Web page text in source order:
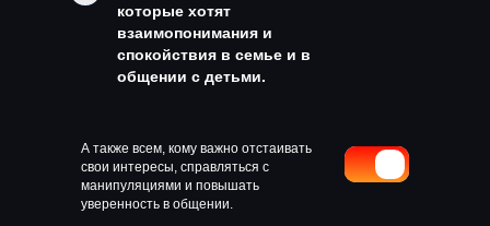
А также всем, кому важно отстаивать
свои интересы, справляться с
манипуляциями и повышать
уверенность в общении.
которые хотят
взаимопонимания и
спокойствия в семье и в
общении с детьми.